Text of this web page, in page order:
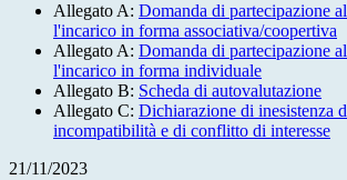
Allegato A: Domanda di partecipazione
l'incarico in forma associativa/coopertiva
Allegato A: Domanda di partecipazione
l'incarico in forma individuale
Allegato B: Scheda di autovalutazione
Allegato C: Dichiarazione di inesistenza
incompatibilità e di conflitto di interesse
21/11/2023